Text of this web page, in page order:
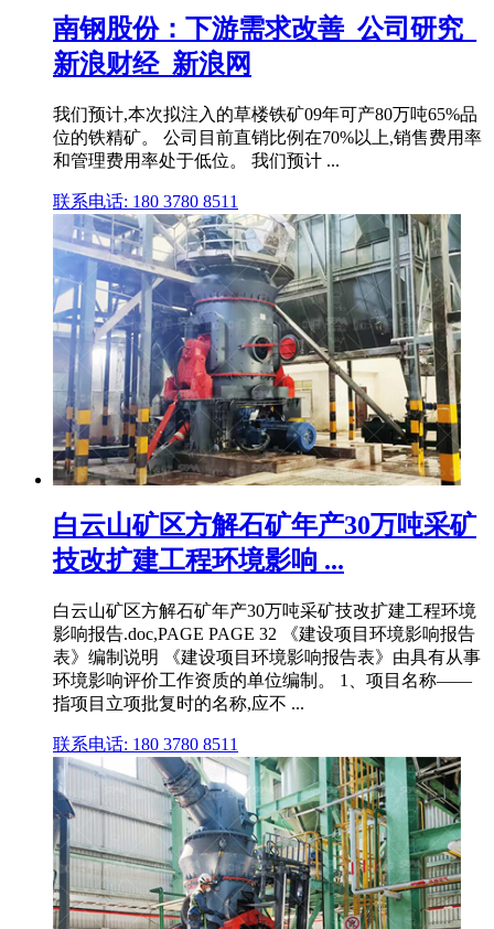
南钢股份：下游需求改善_公司研究_
新浪财经_新浪网
我们预计,本次拟注入的草楼铁矿09年可产80万吨65%品
位的铁精矿。 公司目前直销比例在70%以上,销售费用率
和管理费用率处于低位。 我们预计 ...
联系电话: 180 3780 8511
白云山矿区方解石矿年产30万吨采矿
技改扩建工程环境影响 ...
白云山矿区方解石矿年产30万吨采矿技改扩建工程环境
影响报告.doc,PAGE PAGE 32 《建设项目环境影响报告
表》编制说明 《建设项目环境影响报告表》由具有从事
环境影响评价工作资质的单位编制。 1、项目名称——
指项目立项批复时的名称,应不 ...
联系电话: 180 3780 8511